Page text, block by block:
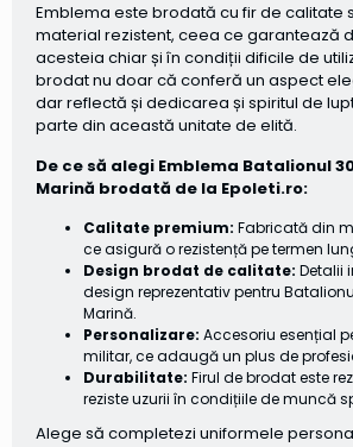
Emblema este brodată cu fir de calitate
material rezistent, ceea ce garantează
acesteia chiar și în condiții dificile de
brodat nu doar că conferă un aspect
dar reflectă și dedicarea și spiritul de
parte din această unitate de elită.
De ce să alegi Emblema Batalionul
Marină brodată de la Epoleti.ro:
Calitate premium: Fabricată din
ce asigură o rezistență pe termen
Design brodat de calitate: Detalii
design reprezentativ pentru
Marină.
Personalizare: Accesoriu esențial
militar, ce adaugă un plus de
Durabilitate: Firul de brodat este
reziste uzurii în condițiile de muncă
Alege să completezi uniformele